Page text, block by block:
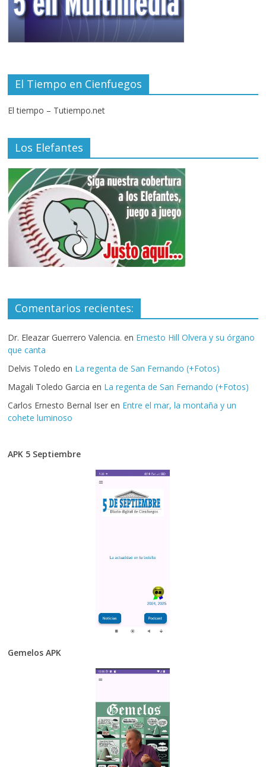
El Tiempo en Cienfuegos
El tiempo – Tutiempo.net
Los Elefantes
Comentarios recientes:
Dr. Eleazar Guerrero Valencia. en Ernesto Hill Olvera y su órgano
que canta
Delvis Toledo en La regenta de San Fernando (+Fotos)
Magali Toledo Garcia en La regenta de San Fernando (+Fotos)
Carlos Ernesto Bernal Iser en Entre el mar, la montaña y un
cohete luminoso
APK 5 Septiembre
Gemelos APK